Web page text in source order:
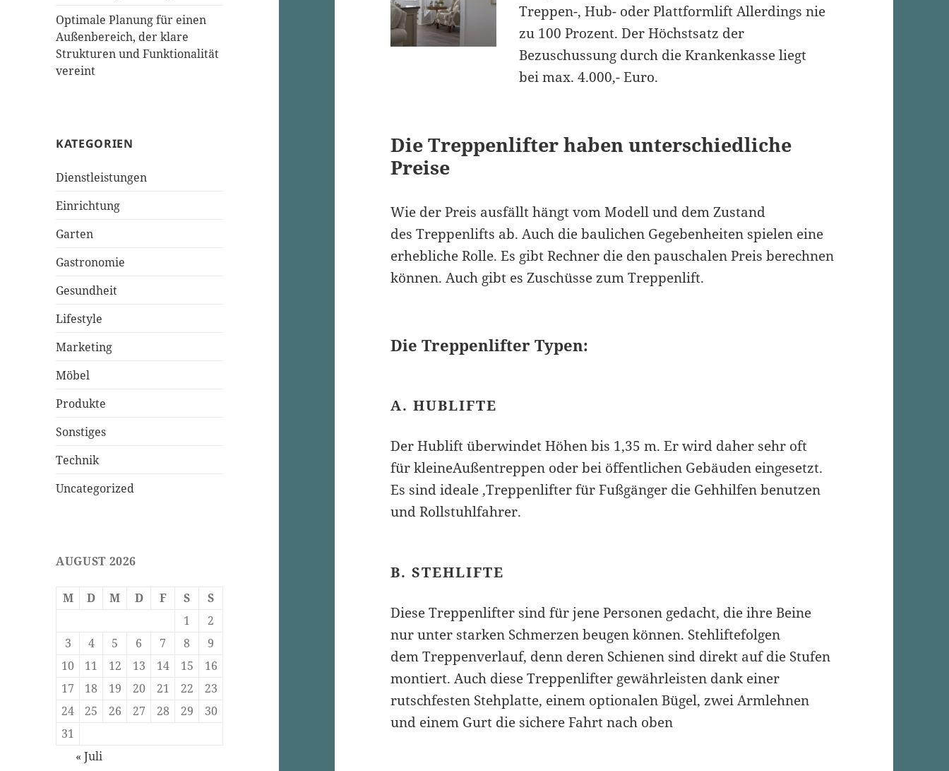
Optimale Planung für einen
Außenbereich, der klare
Strukturen und Funktionalität
vereint
KATEGORIEN
Dienstleistungen
Einrichtung
Garten
Gastronomie
Gesundheit
Lifestyle
Marketing
Möbel
Produkte
Sonstiges
Technik
Uncategorized
AUGUST 2026
M D M D F S
S
1
2
3
4 5 6 7 8
9
10
11 12 13 14 15
16
17
18 19 20 21 22
23
24
25 26 27 28 29
30
31
« Juli
Treppen-, Hub- oder Plattformlift Allerdings nie
zu 100 Prozent. Der Höchstsatz der
Bezuschussung durch die Krankenkasse liegt
bei max. 4.000,- Euro.
Die Treppenlifter haben unterschiedliche
Preise
Wie der Preis ausfällt hängt vom Modell und dem Zustand
des Treppenlifts ab. Auch die baulichen Gegebenheiten spielen eine
erhebliche Rolle. Es gibt Rechner die den pauschalen Preis berechnen
können. Auch gibt es Zuschüsse zum Treppenlift.
Die Treppenlifter Typen:
A. HUBLIFTE
Der Hublift überwindet Höhen bis 1,35 m. Er wird daher sehr oft
für kleineAußentreppen oder bei öffentlichen Gebäuden eingesetzt.
Es sind ideale ‚Treppenlifter für Fußgänger die Gehhilfen benutzen
und Rollstuhlfahrer.
B. STEHLIFTE
Diese Treppenlifter sind für jene Personen gedacht, die ihre Beine
nur unter starken Schmerzen beugen können. Stehliftefolgen
dem Treppenverlauf, denn deren Schienen sind direkt auf die Stufen
montiert. Auch diese Treppenlifter gewährleisten dank einer
rutschfesten Stehplatte, einem optionalen Bügel, zwei Armlehnen
und einem Gurt die sichere Fahrt nach oben